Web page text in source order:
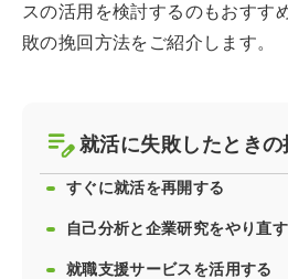
スの活用を検討するのもおすす
敗の挽回方法をご紹介します。
就活に失敗したとき
すぐに就活を再開する
自己分析と企業研究をやり直す
就職支援サービスを活用する